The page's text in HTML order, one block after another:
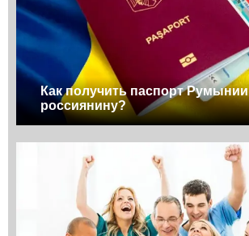
Как получить паспорт Румынии
россиянину?